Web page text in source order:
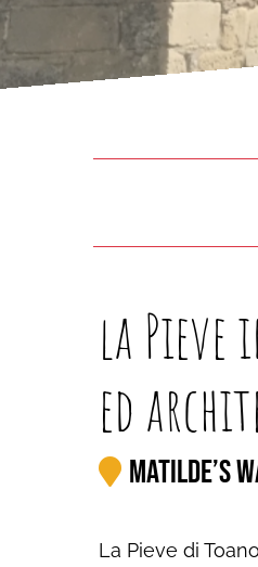
la
ed
MATILDE’S
La Pieve di